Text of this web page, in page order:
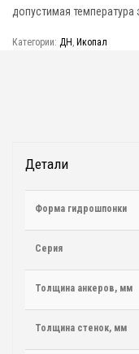
допустимая температура
Категории: ДН , Икопал
Детали
Форма гидрошпонки
Серия
Толщина анкеров, мм
Толщина стенок, мм